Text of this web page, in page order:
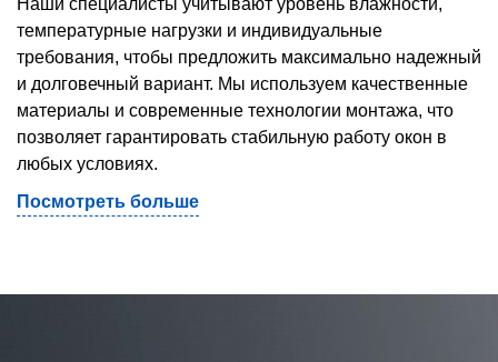
Наши специалисты учитывают уровень влажности,
температурные нагрузки и индивидуальные
требования, чтобы предложить максимально надежный
и долговечный вариант. Мы используем качественные
материалы и современные технологии монтажа, что
позволяет гарантировать стабильную работу окон в
любых условиях.
Посмотреть больше